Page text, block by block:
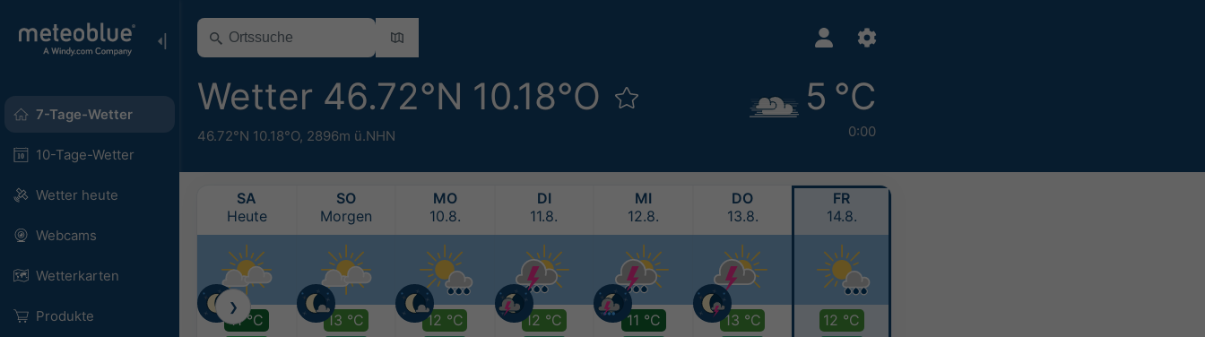
7-Tage-Wetter
10-Tage-Wetter
Wetter heute
Webcams
Wetterkarten
Produkte
Wetter 46.72°N 10.18°O
46.72°N 10.18°O, 2896m ü.NHN
5 °C
0:00
SA
Heute
11 °C
SO
Morgen
13 °C
MO
10.8.
12 °C
DI
11.8.
12 °C
MI
12.8.
11 °C
DO
13.8.
13 °C
FR
14.8.
12 °C
❯